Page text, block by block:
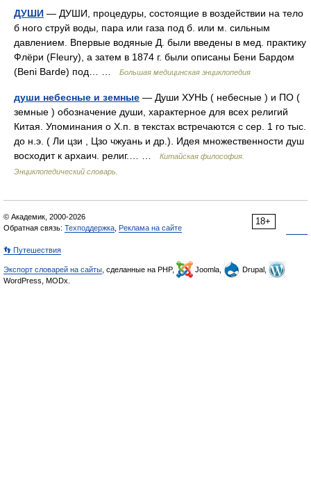
ДУШИ — ДУШИ, процедуры, состоящие в воздействии на тело
б ного струй воды, пара или газа под б. или м. сильным
давлением. Впервые водяные Д. были введены в мед. практику
Флёри (Fleury), а затем в 1874 г. были описаны Бени Бардом
(Beni Barde) под… …
Большая медицинская энциклопедия
души небесные и земные — Души ХУНЬ ( небесные ) и ПО (
земные ) обозначение души, характерное для всех религий
Китая. Упоминания о Х.п. в текстах встречаются с сер. 1 го тыс.
до н.э. ( Ли цзи , Цзо чжуань и др.). Идея множественности душ
восходит к архаич. религ.… …
Китайская философия.
Энциклопедический словарь.
18+
© Академик, 2000-2026
Обратная связь: Техподдержка Реклама на сайте
👣 Путешествия
Экспорт словарей на сайты , сделанные на PHP, Joomla,
Drupal,
WordPress, MODx.